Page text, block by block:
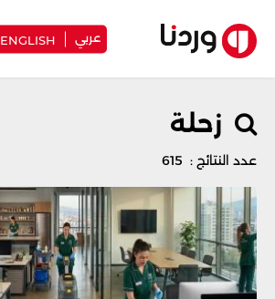
عربي ENGLISH
زحلة
عدد النتائج : 615